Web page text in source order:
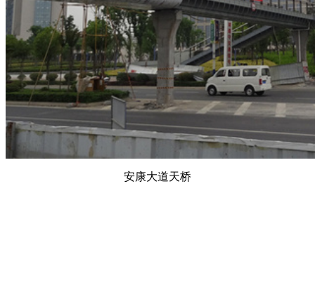
安康大道天桥